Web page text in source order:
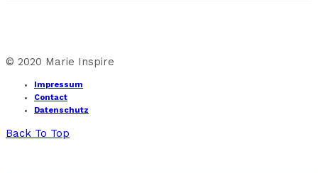
© 2020 Marie Inspire
Impressum
Contact
Datenschutz
Back To Top